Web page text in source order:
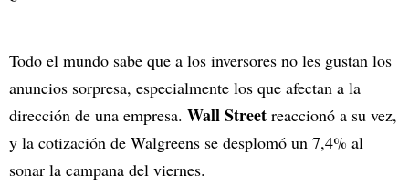
Todo el mundo sabe que a los inversores no les gustan los
anuncios sorpresa, especialmente los que afectan a la
dirección de una empresa. Wall Street reaccionó a su vez,
y la cotización de Walgreens se desplomó un 7,4% al
sonar la campana del viernes.